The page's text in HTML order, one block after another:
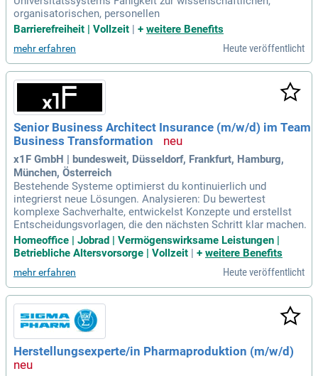
organisatorischen, personellen
Barrierefreiheit | Vollzeit | + weitere Benefits
mehr erfahren Heute veröffentlicht
Senior Business Architect Insurance (m/w/d) im Team
Business Transformation
x1F GmbH | bundesweit, Düsseldorf, Frankfurt, Hamburg,
München, Österreich
Bestehende Systeme optimierst du kontinuierlich und
integrierst neue Lösungen. Analysieren: Du bewertest
komplexe Sachverhalte, entwickelst Konzepte und erstellst
Entscheidungsvorlagen, die den nächsten Schritt klar machen.
Homeoffice | Jobrad | Vermögenswirksame Leistungen |
Betriebliche Altersvorsorge | Vollzeit
+ weitere Benefits
mehr erfahren Heute veröffentlicht
Herstellungsexperte/in Pharmaproduktion (m/w/d)